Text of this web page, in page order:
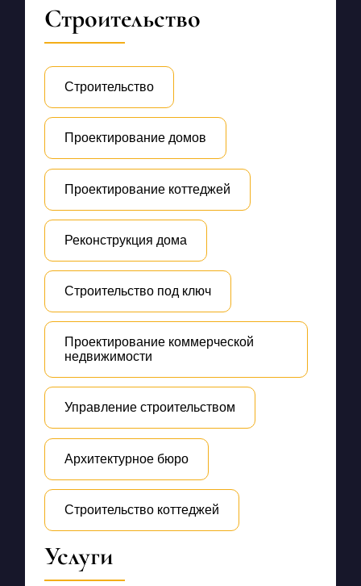
Строительство
Строительство
Проектирование домов
Проектирование коттеджей
Реконструкция дома
Строительство под ключ
Проектирование коммерческой
недвижимости
Управление строительством
Архитектурное бюро
Строительство коттеджей
Услуги